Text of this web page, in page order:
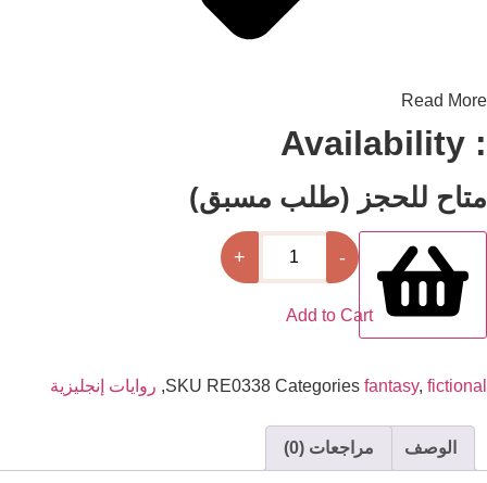
Read
للحجز (طلب مسبق)
كمية
Vicious
Add to Cart
SKURE0338Categories fantasy,
,روايات إنجليزية
مراجعات (0)